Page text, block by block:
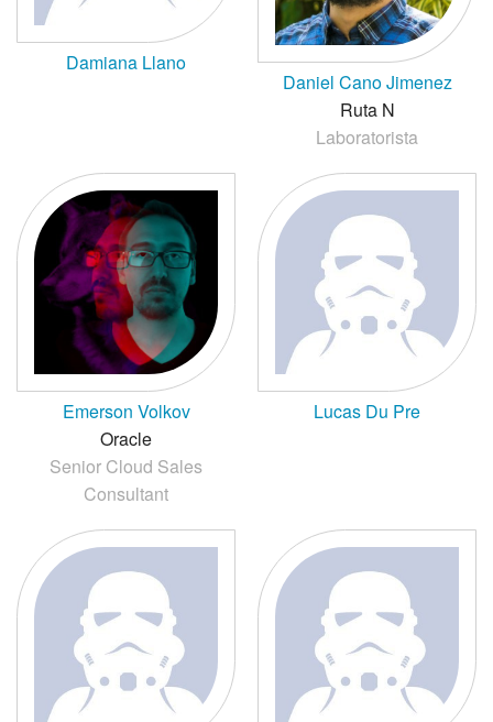
Damiana Llano
Daniel Cano Jimenez
Ruta N
Laboratorista
Emerson Volkov
Oracle
Senior Cloud Sales
Consultant
Lucas Du Pre